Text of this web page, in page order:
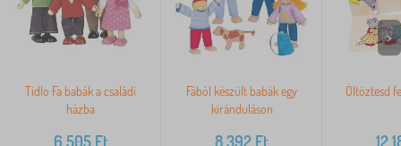
Tidlo Fa babák a családi
házba
6 505Ft
Fából készült babák egy
kiránduláson
8 392 Ft
Öltöztesd
12
>